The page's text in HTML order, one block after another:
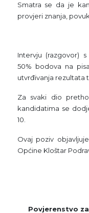
Smatra se da je
provjeri znanja,
Intervju (razgovor)
50% bodova na
utvrđivanja rezultata
Za svaki dio
kandidatima se
10.
Ovaj poziv
Općine Kloštar
Povjerenstvo